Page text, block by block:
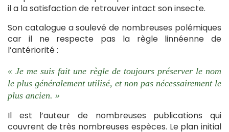
il a la satisfaction de retrouver intact son insecte.
Son catalogue a soulevé de nombreuses polémiques
car il ne respecte pas la règle linnéenne de
l’antériorité :
« Je me suis fait une règle de toujours préserver le nom
le plus généralement utilisé, et non pas nécessairement le
plus ancien. »
Il est l’auteur de nombreuses publications qui
couvrent de très nombreuses espèces. Le plan initial